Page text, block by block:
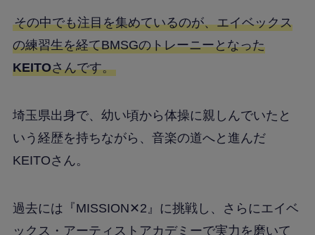
その中でも注目を集めているのが、エイベックス
の練習生を経てBMSGのトレーニーとなった
KEITOさんです。
埼玉県出身で、幼い頃から体操に親しんでいたと
いう経歴を持ちながら、音楽の道へと進んだ
KEITOさん。
過去には『MISSION✕2』に挑戦し、さらにエイベ
ックス・アーティストアカデミーで実力を磨いて